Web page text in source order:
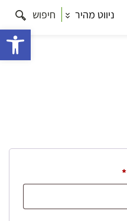
ניווט מהיר חיפוש
*חובה